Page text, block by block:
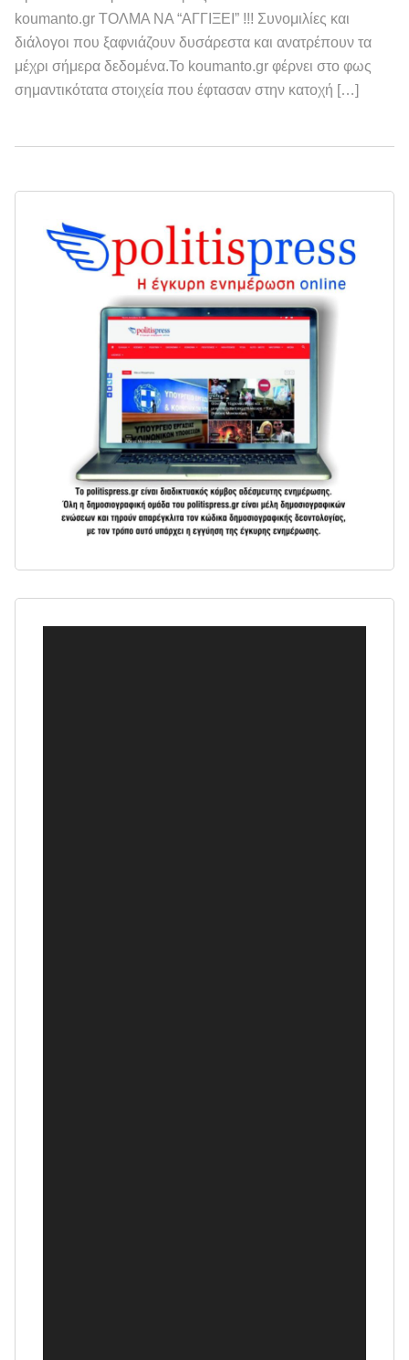
koumanto.gr ΤΟΛΜΑ ΝΑ “ΑΓΓΙΞΕΙ” !!! Συνομιλίες και
διάλογοι που ξαφνιάζουν δυσάρεστα και ανατρέπουν τα
μέχρι σήμερα δεδομένα.Το koumanto.gr φέρνει στο φως
σημαντικότατα στοιχεία που έφτασαν στην κατοχή […]